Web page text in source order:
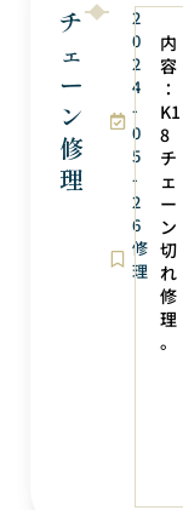
チ
ェ
ー
ン
修
理
2
0
2
4
-
0
5
-
2
6
修
理
内
容
：
K1
8
チ
ェ
ー
ン
切
れ
修
理
。